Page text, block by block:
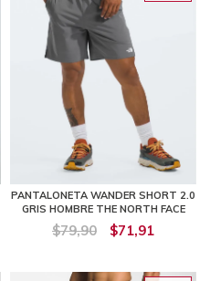
PANTALONETA WANDER SHORT 2.0
GRIS HOMBRE THE NORTH FACE
$79,90 $71,91